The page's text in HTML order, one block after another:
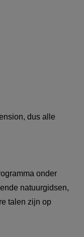
dus alle
onder
natuurgidsen,
talen zijn op